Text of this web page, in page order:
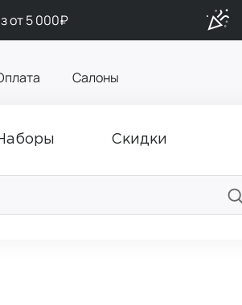
от 5 000₽
Салоны
Скидки